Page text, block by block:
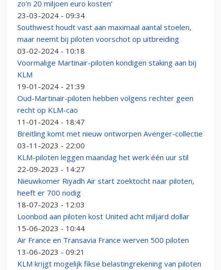
zo’n 20 miljoen euro kosten’
23-03-2024 - 09:34
Southwest houdt vast aan maximaal aantal stoelen,
maar neemt bij piloten voorschot op uitbreiding
03-02-2024 - 10:18
Voormalige Martinair-piloten kondigen staking aan bij
KLM
19-01-2024 - 21:39
Oud-Martinair-piloten hebben volgens rechter geen
recht op KLM-cao
11-01-2024 - 18:47
Breitling komt met nieuw ontworpen Avenger-collectie
03-11-2023 - 22:00
KLM-piloten leggen maandag het werk één uur stil
22-09-2023 - 14:27
Nieuwkomer Riyadh Air start zoektocht naar piloten,
heeft er 700 nodig
18-07-2023 - 12:03
Loonbod aan piloten kost United acht miljard dollar
15-06-2023 - 10:44
Air France en Transavia France werven 500 piloten
13-06-2023 - 09:21
KLM krijgt mogelijk fikse belastingrekening van piloten